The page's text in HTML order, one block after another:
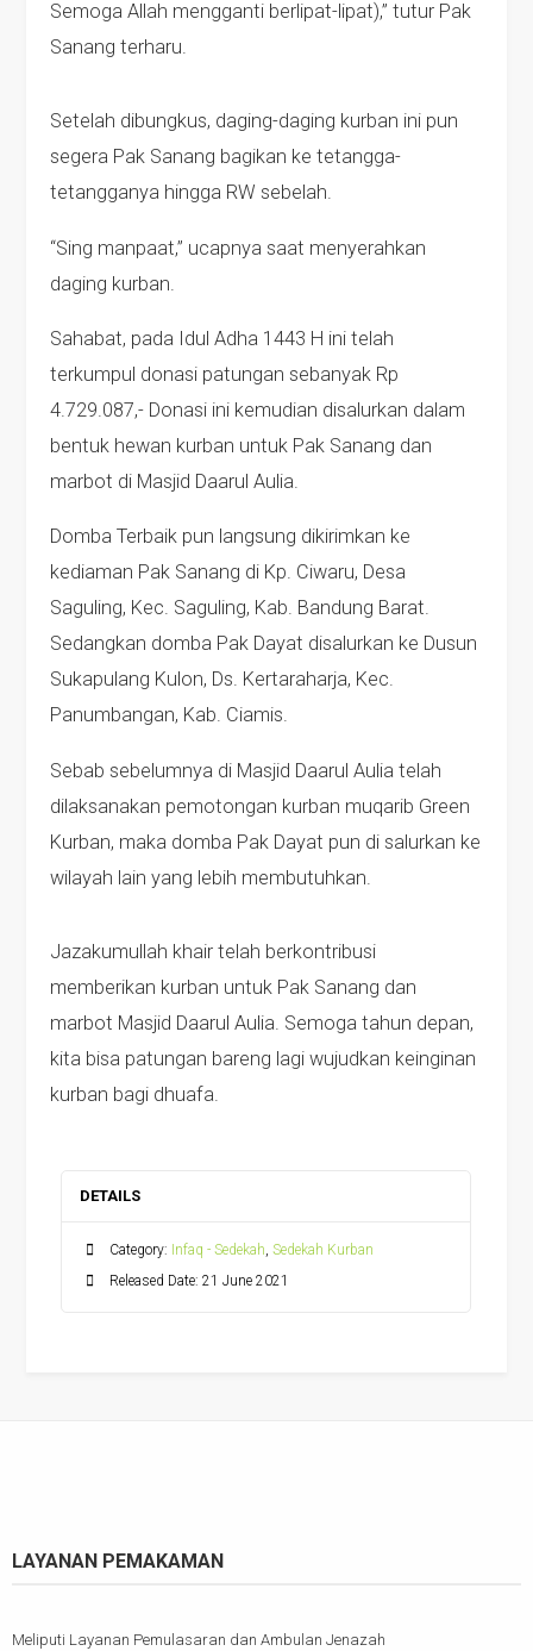
Semoga Allah mengganti berlipat-lipat),” tutur Pak
Sanang terharu.
Setelah dibungkus, daging-daging kurban ini pun
segera Pak Sanang bagikan ke tetangga-
tetangganya hingga RW sebelah.
“Sing manpaat,” ucapnya saat menyerahkan
daging kurban.
Sahabat, pada Idul Adha 1443 H ini telah
terkumpul donasi patungan sebanyak Rp
4.729.087,- Donasi ini kemudian disalurkan dalam
bentuk hewan kurban untuk Pak Sanang dan
marbot di Masjid Daarul Aulia.
Domba Terbaik pun langsung dikirimkan ke
kediaman Pak Sanang di Kp. Ciwaru, Desa
Saguling, Kec. Saguling, Kab. Bandung Barat.
Sedangkan domba Pak Dayat disalurkan ke Dusun
Sukapulang Kulon, Ds. Kertaraharja, Kec.
Panumbangan, Kab. Ciamis.
Sebab sebelumnya di Masjid Daarul Aulia telah
dilaksanakan pemotongan kurban muqarib Green
Kurban, maka domba Pak Dayat pun di salurkan ke
wilayah lain yang lebih membutuhkan.
Jazakumullah khair telah berkontribusi
memberikan kurban untuk Pak Sanang dan
marbot Masjid Daarul Aulia. Semoga tahun depan,
kita bisa patungan bareng lagi wujudkan keinginan
kurban bagi dhuafa.
DETAILS
Category: Infaq - Sedekah, Sedekah Kurban
Released Date: 21 June 2021
LAYANAN PEMAKAMAN
Meliputi Layanan Pemulasaran dan Ambulan Jenazah